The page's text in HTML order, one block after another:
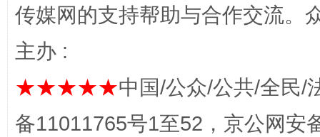
传媒网的支持帮助与合作交流。
主办 :
★★★★★中国/公众/公共/全民/
备11011765号1至52，京公网安